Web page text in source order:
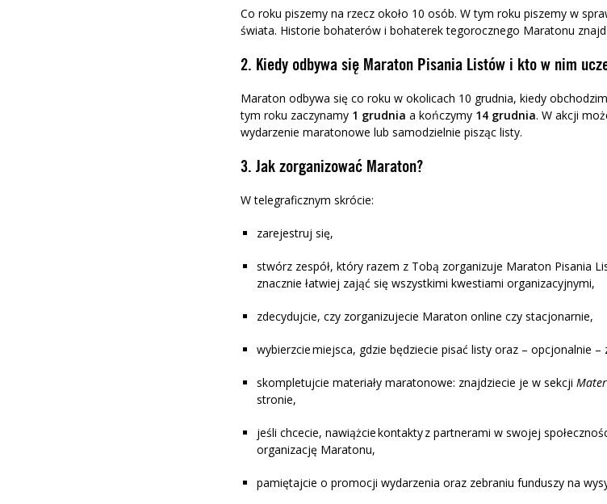
Co roku piszemy na rzecz około 10 osób. W tym roku piszemy w
świata. Historie bohaterów i bohaterek tegorocznego Maratonu
2. Kiedy odbywa się Maraton Pisania Listów i kto w nim
Maraton odbywa się co roku w okolicach 10 grudnia, kiedy
tym roku zaczynamy 1 grudnia a kończymy 14grudnia. W akcji
wydarzenie maratonowe lub samodzielnie pisząc listy.
3. Jak zorganizować Maraton?
W telegraficznym skrócie:
zarejestruj się,
stwórz zespół, który razem z Tobą zorganizuje Maraton Pisania
znacznie łatwiej zająć się wszystkimi kwestiami organizacyjnymi,
zdecydujcie, czy zorganizujecie Maraton online czy stacjonarnie,
wybierzcie miejsca, gdzie będziecie pisać listy oraz – opcjonalnie
skompletujcie materiały maratonowe: znajdziecie je w sekcji
stronie,
jeśli chcecie, nawiążcie kontakty z partnerami w swojej
organizację Maratonu,
pamiętajcie o promocji wydarzenia oraz zebraniu funduszy na